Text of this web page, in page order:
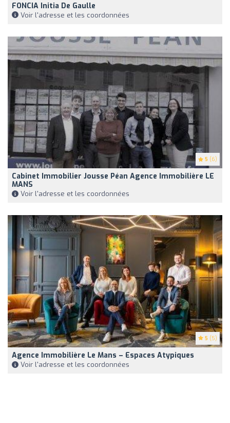
FONCIA Initia De Gaulle
Voir l'adresse et les coordonnées
5 (6)
Cabinet Immobilier Jousse Péan Agence Immobilière LE
MANS
Voir l'adresse et les coordonnées
5 (5)
Agence Immobilière Le Mans – Espaces Atypiques
Voir l'adresse et les coordonnées